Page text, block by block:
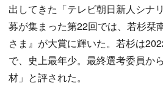
出してきた「テレビ朝日新人シナ
募が集まった第22回では、若杉栞
さま』が大賞に輝いた。若杉は
で、史上最年少。最終選考委員か
材」と評された。